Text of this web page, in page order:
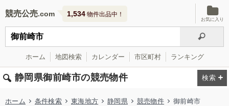
競売公売 1,534 物件出品中！
お気に入り
ホーム 地図検索 カレンダー 市区町村 ランキング
静岡県御前崎市の競売物件
ホーム 条件検索 東海地方 静岡県 競売物件 御前崎市